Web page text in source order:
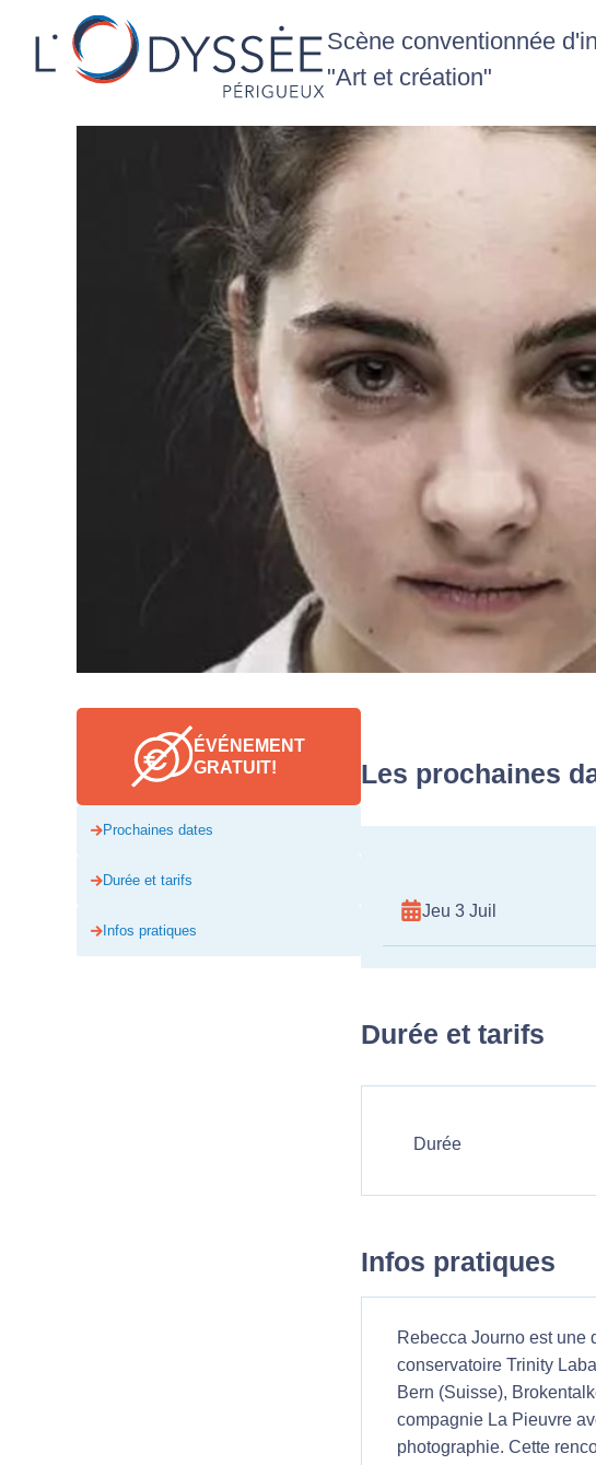
Scène conventionnée
"Art et création"
ÉVÉNEMENT
GRATUIT!
Prochaines dates
Durée et tarifs
Infos pratiques
Les prochaines
Jeu 3 Juil
Durée et tarifs
Durée
Infos pratiques
Rebecca Journo est une
conservatoire Trinity
Bern (Suisse),
compagnie La Pieuvre
photographie. Cette